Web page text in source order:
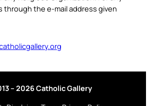
through the e-mail address given
– 2026 Catholic Gallery